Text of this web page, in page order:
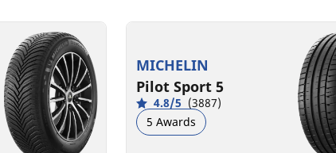
MICHELIN
Pilot Sport 5
4.8/5 (3887)
5 Awards